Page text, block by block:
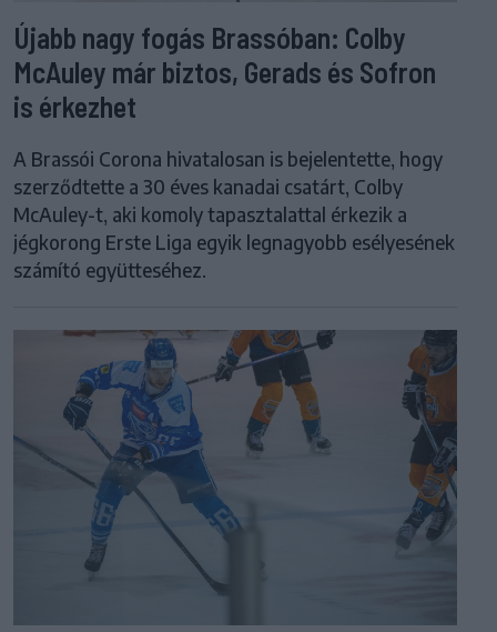
Újabb nagy fogás Brassóban: Colby
McAuley már biztos, Gerads és Sofron
is érkezhet
A Brassói Corona hivatalosan is bejelentette, hogy
szerződtette a 30 éves kanadai csatárt, Colby
McAuley-t, aki komoly tapasztalattal érkezik a
jégkorong Erste Liga egyik legnagyobb esélyesének
számító együtteséhez.